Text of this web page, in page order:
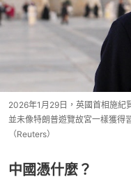
2026年1月29日，英國首相施紀
並未像特朗普遊覽故宮一樣獲得
（Reuters）
中國憑什麼？